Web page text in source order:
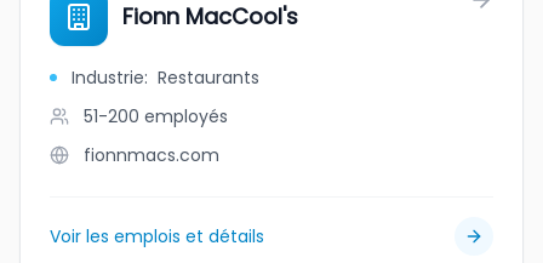
Fionn MacCool's
Industrie: Restaurants
51-200 employés
fionnmacs.com
Voir les emplois et détails